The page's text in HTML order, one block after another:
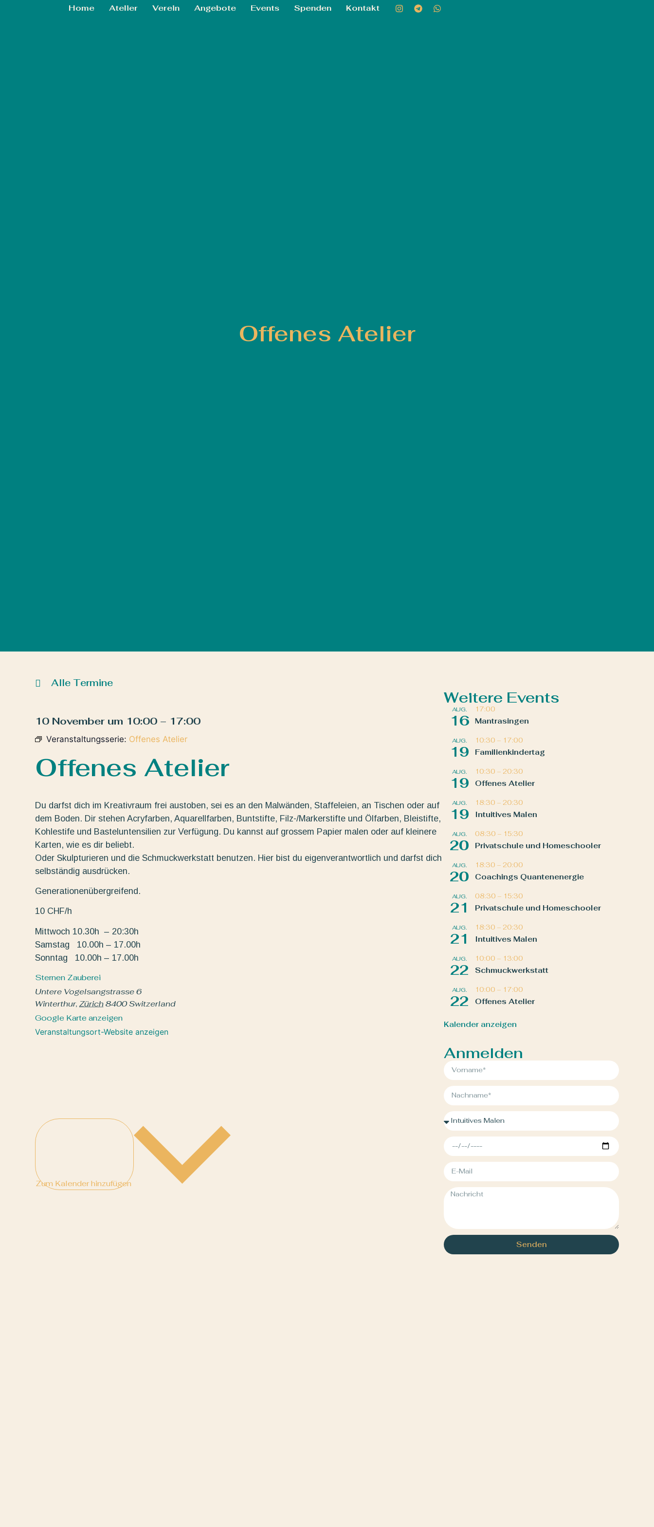
Home Atelier Verein Angebote Events Spenden Kontakt
Offenes Atelier
Alle Termine
10 November um 10:00 – 17:00
Veranstaltungsserie: Offenes Atelier
Offenes Atelier
Du darfst dich im Kreativraum frei austoben, sei es an den Malwänden, Staffeleien, an Tischen oder auf
dem Boden. Dir stehen Acryfarben, Aquarellfarben, Buntstifte, Filz-/Markerstifte und Ölfarben, Bleistifte,
Kohlestife und Basteluntensilien zur Verfügung. Du kannst auf grossem Papier malen oder auf kleinere
Karten, wie es dir beliebt.
Oder Skulpturieren und die Schmuckwerkstatt benutzen. Hier bist du eigenverantwortlich und darfst dich
selbständig ausdrücken.
Generationenübergreifend.
10 CHF/h
Mittwoch 10.30h – 20:30h
Samstag 10.00h – 17.00h
Sonntag 10.00h – 17.00h
Sternen Zauberei
Untere Vogelsangstrasse 6
Winterthur, Zürich8400 Switzerland
Google Karte anzeigen
Veranstaltungsort-Website anzeigen
Zum Kalender hinzufügen
Weitere Events
AUG.
16
17:00
Mantrasingen
AUG.
19
10:30 – 17:00
Familienkindertag
AUG.
19
10:30 – 20:30
Offenes Atelier
AUG.
19
18:30 – 20:30
Intuitives Malen
AUG.
20
08:30 – 15:30
Privatschule und Homeschooler
AUG.
20
18:30 – 20:00
Coachings Quantenenergie
AUG.
21
08:30 – 15:30
Privatschule und Homeschooler
AUG.
21
18:30 – 20:30
Intuitives Malen
AUG.
22
10:00 – 13:00
Schmuckwerkstatt
AUG.
22
10:00 – 17:00
Offenes Atelier
Kalender anzeigen
Anmelden
Senden